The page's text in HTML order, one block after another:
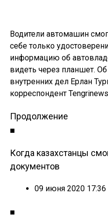
Водители автомашин
себе только
информацию об
видеть через планшет.
внутренних дел Ерлан
корреспондент
Продолжение
■
Когда казахстанцы
документов
09 июня 2020 17:36
■